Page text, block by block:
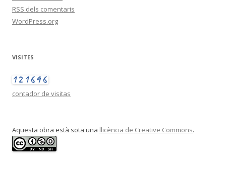
RSS dels comentaris
WordPress.org
VISITES
contador de visitas
Aquesta obra està sota una llicència de Creative Commons.